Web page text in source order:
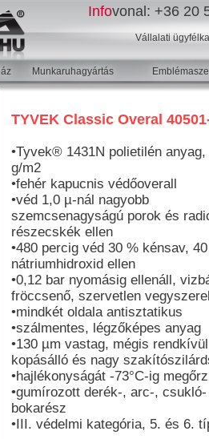
Infovonal: +36 20
Vállalati
Munkaruhagyártás
TYVEK Classic Overal
•Tyvek® 1431N polietilén anyag,
g/m2
•fehér kapucnis védőoverall
•véd 1,0 µ-nál nagyobb
szemcsenagyságú porok és
részecskék ellen
•480 percig véd 30 % kénsav,
nátriumhidroxid ellen
•0,12 bar nyomásig ellenáll,
fröccsenő, szervetlen
•mindkét oldala antisztatikus
•szálmentes, légzőképes anyag
•130 µm vastag, mégis rendkívül
kopásálló és nagy
•hajlékonyságát -73°C-ig
•gumírozott derék-, arc-,
bokarész
•III. védelmi kategória, 5. és 6.